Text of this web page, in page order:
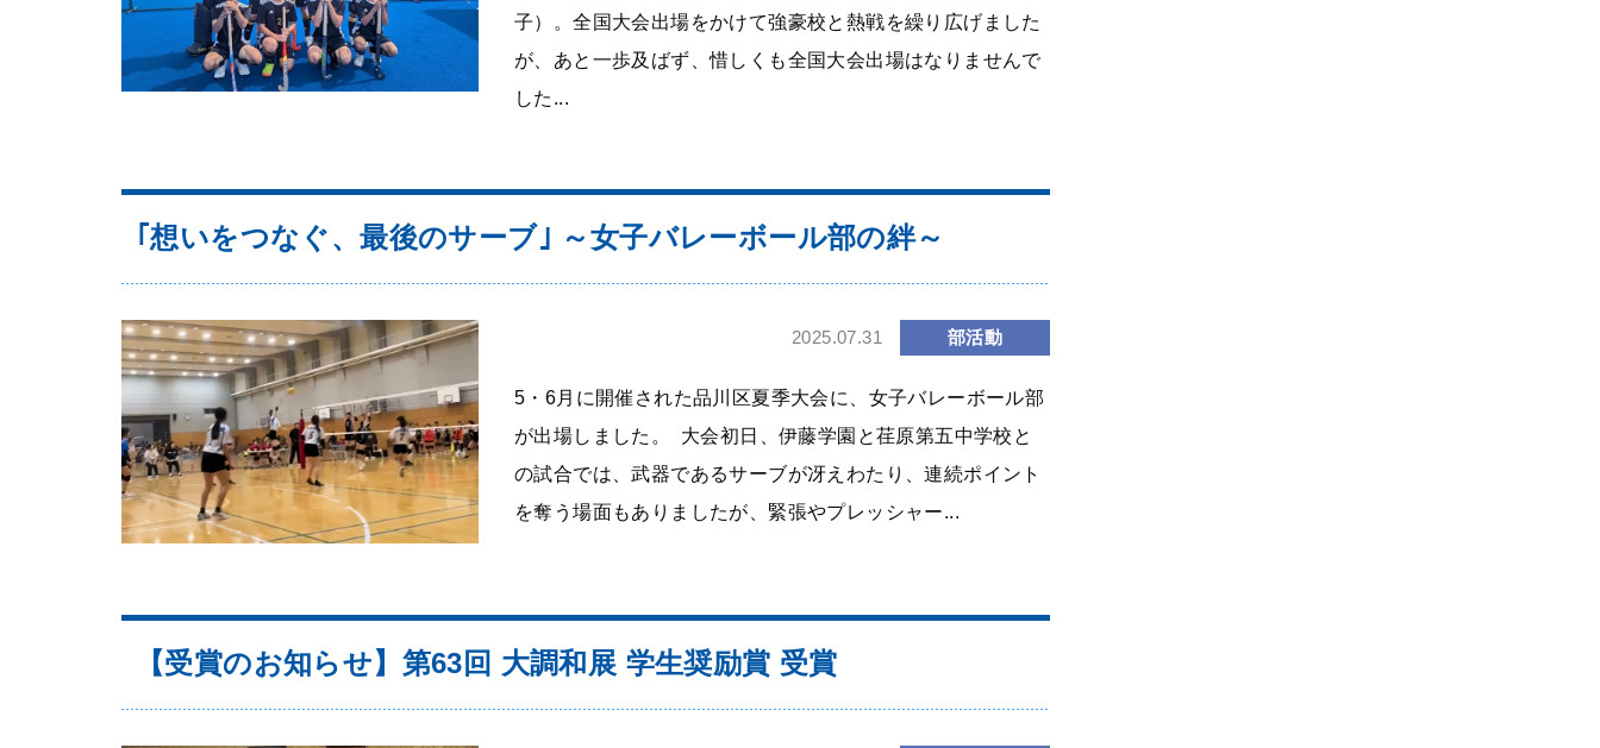
子）。全国大会出場をかけて強豪校と熱戦を繰り広げました
が、あと一歩及ばず、惜しくも全国大会出場はなりませんで
した...
｢想いをつなぐ、最後のサーブ｣ ～女子バレーボール部の絆～
2025.07.31 部活動
5・6月に開催された品川区夏季大会に、女子バレーボール部
が出場しました。 大会初日、伊藤学園と荏原第五中学校と
の試合では、武器であるサーブが冴えわたり、連続ポイント
を奪う場面もありましたが、緊張やプレッシャー...
【受賞のお知らせ】第63回 大調和展 学生奨励賞 受賞